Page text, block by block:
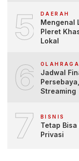
5 DAERAH
Mengenal
Pleret
Lokal
6 OLAHRAGA
Jadwal
Streaming
7 BISNIS
Tetap
Privasi